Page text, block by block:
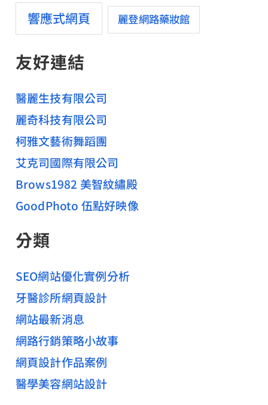
響應式網頁 麗登網路藥妝館
友好連結
醫麗生技有限公司
麗奇科技有限公司
柯雅文藝術舞蹈團
艾克司國際有限公司
Brows1982 美智紋繡殿
GoodPhoto 伍點好映像
分類
SEO網站優化實例分析
牙醫診所網頁設計
網站最新消息
網路行銷策略小故事
網頁設計作品案例
醫學美容網站設計